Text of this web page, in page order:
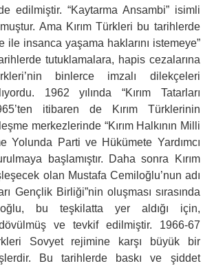
edilmiştir. “Kaytarma Ansambi” isimli
Ama Kırım Türkleri bu tarihlerde
ile insanca yaşama haklarını is­temeye”
tutuklamalara, hapis cezalarına
binlerce imzalı dilekçeleri
1962 yılında “Kırım Tatarları
itibaren de Kırım Türklerinin
merkezlerinde “Kırım Halkının Milli
Yolunda Parti ve Hükümete Yardımcı
başlamıştır. Daha sonra Kırım
olan Mustafa Cemiloğlu’nun adı
Gençlik Birliği”nin oluşması sırasında
bu teşki­latta yer aldığı için,
ve tevkif edilmiştir. 1966-67
Sovyet rejimine karşı büyük bir
Bu tarihlerde baskı ve şiddet